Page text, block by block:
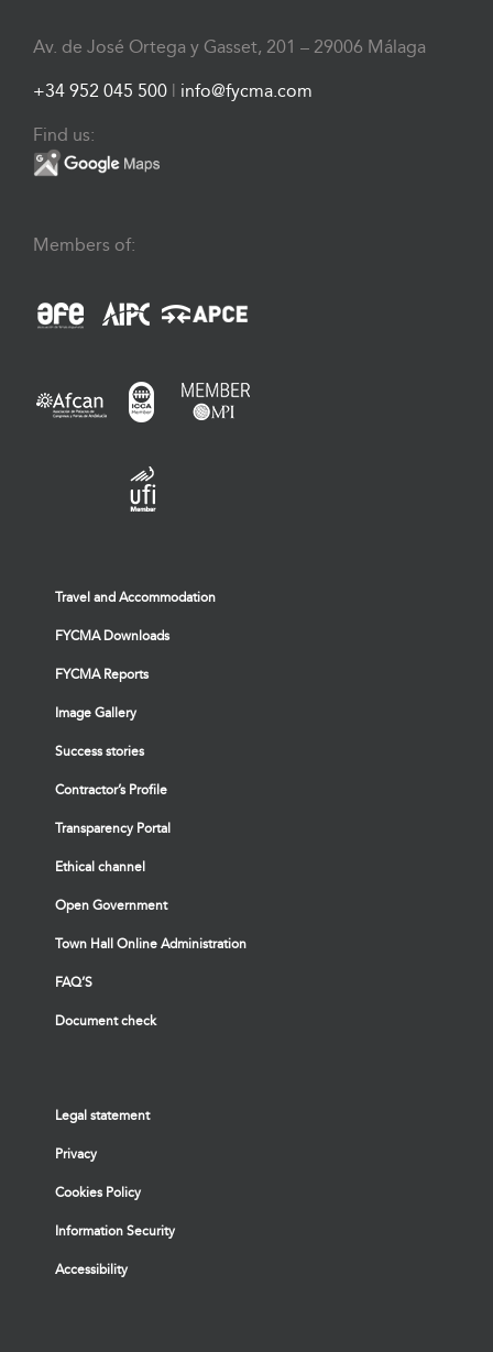
Av. de José Ortega y Gasset, 201 – 29006 Málaga
+34 952 045 500 | info@fycma.com
Find us:
Members of:
Travel and Accommodation
FYCMA Downloads
FYCMA Reports
Image Gallery
Success stories
Contractor’s Profile
Transparency Portal
Ethical channel
Open Government
Town Hall Online Administration
FAQ’S
Document check
Legal statement
Privacy
Cookies Policy
Information Security
Accessibility